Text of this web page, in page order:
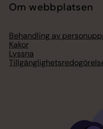
Om webbplatsen
Behandling av
Kakor
Lyssna